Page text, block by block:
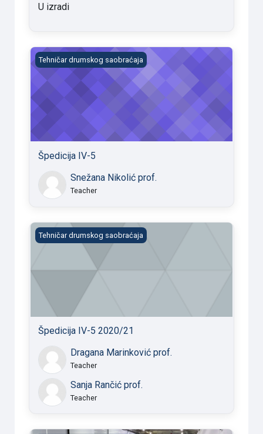
U izradi
Špedicija IV-5
Tehničar drumskog saobraćaja
Špedicija IV-5
Snežana Nikolić prof.
Teacher
Špedicija IV-5 2020/21
Tehničar drumskog saobraćaja
Špedicija IV-5 2020/21
Dragana Marinković prof.
Teacher
Sanja Rančić prof.
Teacher